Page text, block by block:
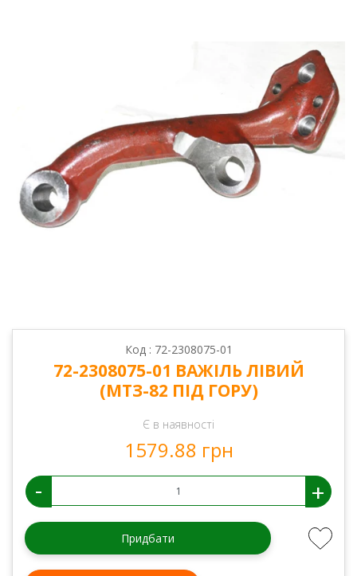
Код : 72-2308075-01
72-2308075-01 ВАЖІЛЬ ЛІВИЙ
(МТЗ-82 ПІД ГОРУ)
Є в наявності
1579.88 грн
- +
Придбати